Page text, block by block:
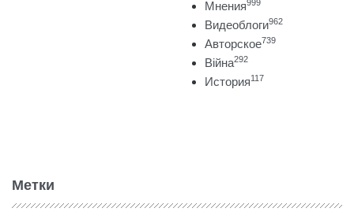
Мнения999
Видеоблоги962
Авторское739
Війна292
История117
Метки